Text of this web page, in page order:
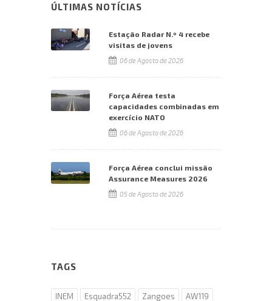
ÚLTIMAS NOTÍCIAS
Estação Radar N.º 4 recebe
visitas de jovens
06 de Agosto de 2026
Força Aérea testa
capacidades combinadas em
exercício NATO
06 de Agosto de 2026
Força Aérea conclui missão
Assurance Measures 2026
05 de Agosto de 2026
TAGS
INEM Esquadra552 Zangoes
AW119